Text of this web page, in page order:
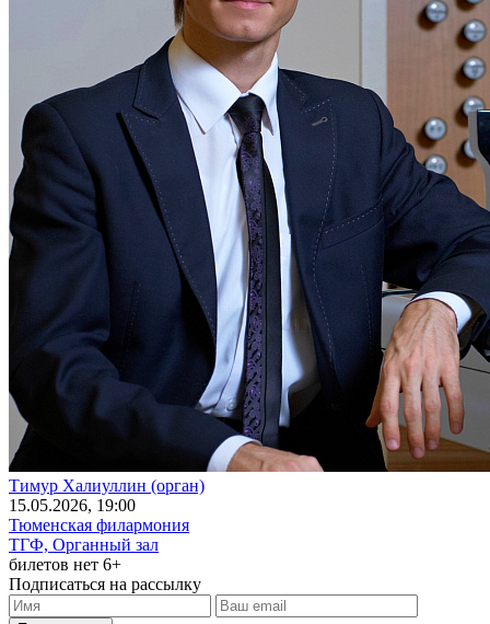
Тимур Халиуллин (орган)
15.05.2026, 19:00
Тюменская филармония
ТГФ, Органный зал
билетов нет 6+
Подписаться на рассылку